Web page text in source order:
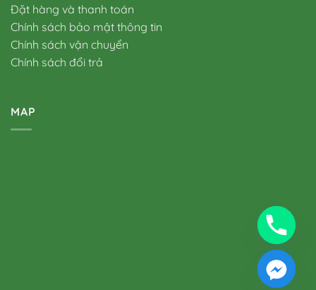
Đặt hàng và thanh toán
Chính sách bảo mật thông tin
Chính sách vận chuyển
Chính sách đổi trả
MAP